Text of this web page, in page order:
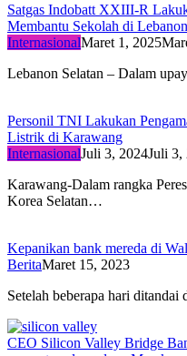
Satgas Indobatt XXIII-R
Membantu Sekolah di
InternasionalMaret 1, 2025
Lebanon Selatan – Dalam
Personil TNI Lakukan
Listrik di Karawang
InternasionalJuli 3, 2024Juli 3,
Karawang-Dalam rangka
Korea Selatan…
Kepanikan bank mereda di
BeritaMaret 15, 2023
Setelah beberapa hari
CEO Silicon Valley Bridge